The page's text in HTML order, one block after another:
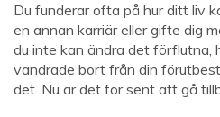
Du funderar ofta på hur ditt liv
en annan karriär eller gifte dig
du inte kan ändra det förflutna,
vandrade bort från din
det. Nu är det för sent att gå